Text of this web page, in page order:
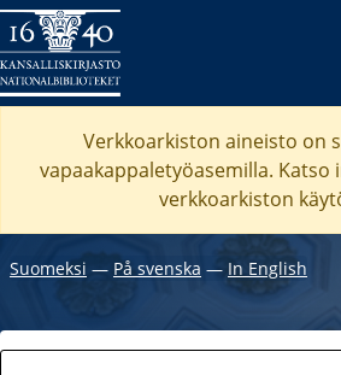
Verkkoarkiston aineisto on
vapaakappaletyöasemilla. Katso
verkkoarkiston
Suomeksi ― På svenska ― In English